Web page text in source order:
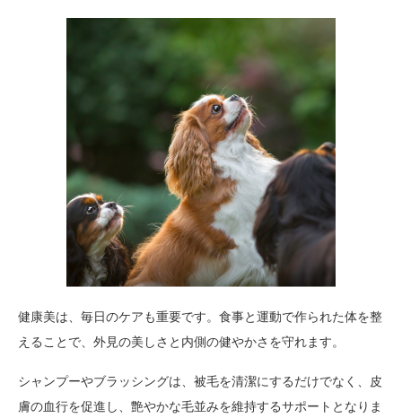
健康美は、毎日のケアも重要です。食事と運動で作られた体を整
えることで、外見の美しさと内側の健やかさを守れます。
シャンプーやブラッシングは、被毛を清潔にするだけでなく、皮
膚の血行を促進し、艶やかな毛並みを維持するサポートとなりま